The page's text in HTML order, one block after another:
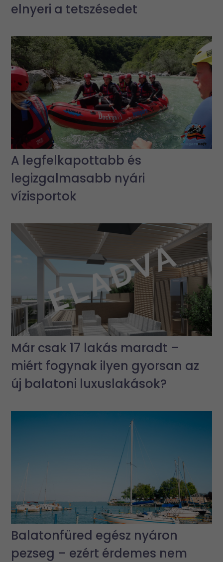
elnyeri a tetszésedet
A legfelkapottabb és
legizgalmasabb nyári
vízisportok
Már csak 17 lakás maradt –
miért fogynak ilyen gyorsan az
új balatoni luxuslakások?
Balatonfüred egész nyáron
pezseg – ezért érdemes nem